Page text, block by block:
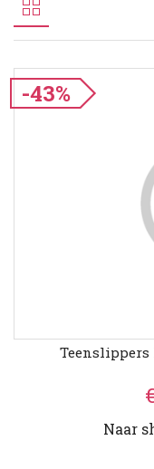
-43%
Teenslippers
Naar